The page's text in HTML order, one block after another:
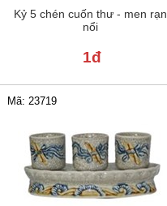
Kỷ 5 chén cuốn thư - men rạn
nổi
1đ
Mã: 23719